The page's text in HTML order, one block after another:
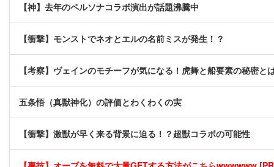
【神】去年のペルソナコラボ演出が話題沸騰中
【衝撃】モンストでネオとエルの名前ミスが発生！？
【考察】ヴェインのモチーフが気になる！虎舞と船要素の秘密と
五条悟（真獣神化）の評価とわくわくの実
【衝撃】激獣が早く来る背景に迫る！？超獣コラボの可能性